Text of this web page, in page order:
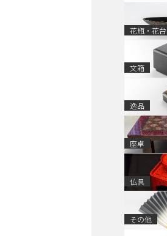
花瓶・花台
文箱
逸品
座卓
仏具
その他